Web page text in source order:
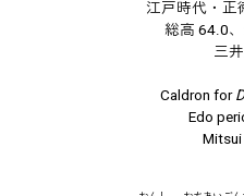
江戸時代・正
総高 64.0
三
Caldron for
Edo
Mitsui